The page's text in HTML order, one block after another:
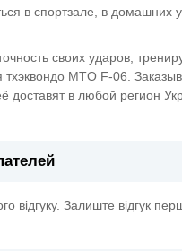
в спортзале, в домашних
своих ударов,
тхэквондо MTO F-06.
доставят в любой регион
відгуку. Залиште відгук